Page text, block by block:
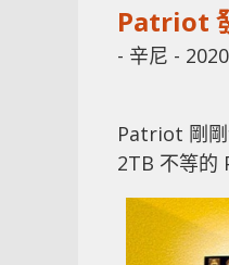
Patriot
- 辛尼 -
Patriot 剛剛
2TB 不等的